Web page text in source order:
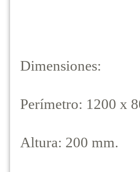
Dimensiones:
Perímetro: 1200 x
Altura: 200 mm.